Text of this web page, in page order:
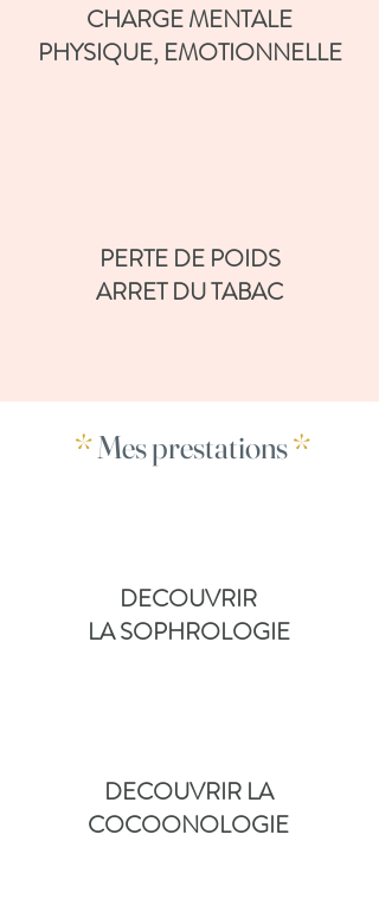
CHARGE MENTALE
PHYSIQUE, EMOTIONNELLE
PERTE DE POIDS
ARRET DU TABAC
*Mes prestations*
DECOUVRIR
LA SOPHROLOGIE
DECOUVRIR LA
COCOONOLOGIE